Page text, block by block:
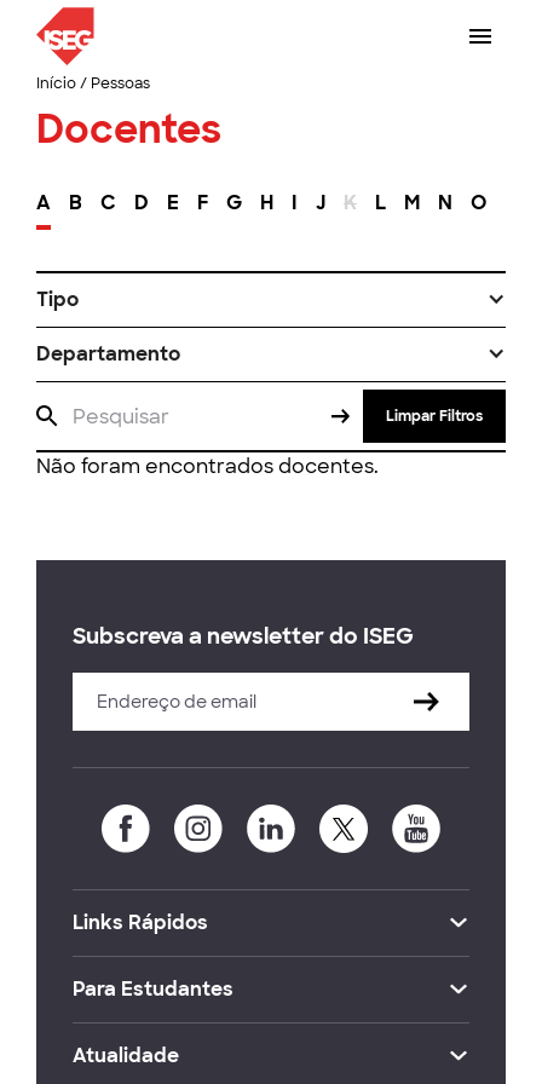
Início/ Pessoas
Docentes
A B C D E F G H I J K L M N O
Tipo
Departamento
Limpar Filtros
Não foram encontrados docentes.
Subscreva a newsletter do ISEG
Links Rápidos
Para Estudantes
Atualidade